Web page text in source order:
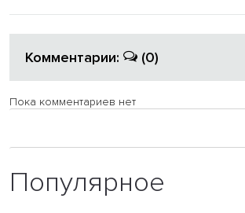
Комментарии: (0)
Пока комментариев нет
Популярное